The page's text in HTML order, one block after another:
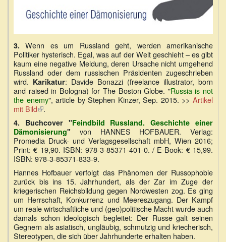
3.Wenn es um Russland geht, werden amerikanische
Politiker hysterisch. Egal, was auf der Welt geschieht – es gibt
kaum eine negative Meldung, deren Ursache nicht umgehend
Russland oder dem russischen Präsidenten zugeschrieben
wird. Karikatur: Davide Bonazzi (freelance illustrator, born
and raised in Bologna) for The Boston Globe. "Russia is not
the enemy", article by Stephen Kinzer, Sep. 2015. >>Artikel
mit Bild(Link
ist
extern)
.
4. Buchcover "Feindbild Russland. Geschichte einer
Dämonisierung" von HANNES HOFBAUER. Verlag:
Promedia Druck- und Verlagsgesellschaft mbH, Wien 2016;
Print: € 19,90. ISBN: 978-3-85371-401-0. / E-Book: € 15,99.
ISBN: 978-3-85371-833-9.
Hannes Hofbauer verfolgt das Phänomen der Russophobie
zurück bis ins 15. Jahrhundert, als der Zar im Zuge der
kriegerischen Reichsbildung gegen Nordwesten zog. Es ging
um Herrschaft, Konkurrenz und Meereszugang. Der Kampf
um reale wirtschaftliche und (geo)politische Macht wurde auch
damals schon ideologisch begleitet: Der Russe galt seinen
Gegnern als asiatisch, ungläubig, schmutzig und kriecherisch,
Stereotypen, die sich über Jahrhunderte erhalten haben.